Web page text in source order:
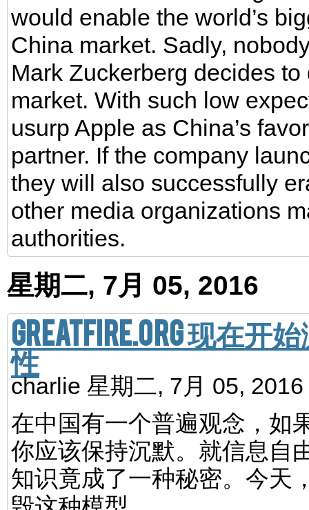
would enable the world’s
China market. Sadly,
Mark Zuckerberg decides
market. With such low
usurp Apple as China’s
partner. If the company
they will also successfully
other media organizations
authorities.
星期二, 7月 05, 2016
GreatFire.org 现在开
性
charlie 星期二, 7月 05,
在中国有一个普遍观念，如
你应该保持沉默。就信息自
知识竟成了一种秘密。今天